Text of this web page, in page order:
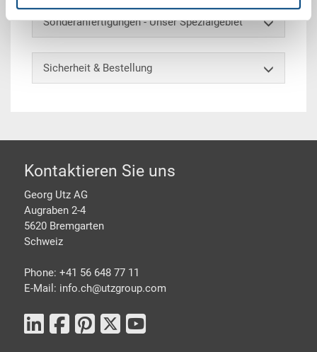
Sonderanfertigungen - Unser Spezialgebiet
Sicherheit & Bestellung
Footer
Kontaktieren Sie uns
Georg Utz AG
Augraben 2-4
5620 Bremgarten
Schweiz
Phone: +41 56 648 77 11
E-Mail: info.ch@utzgroup.com